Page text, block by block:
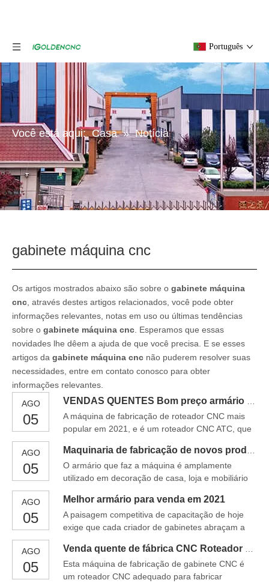
Português
Você está aqui: Casa » Notícia
gabinete máquina cnc
Os artigos mostrados abaixo são sobre o gabinete máquina
cnc , através destes artigos relacionados, você pode obter
informações relevantes, notas em uso ou últimas tendências
sobre o gabinete máquina cnc . Esperamos que essas
novidades lhe dêem a ajuda de que você precisa. E se esses
artigos da gabinete máquina cnc não puderem resolver suas
necessidades, entre em contato conosco para obter
informações relevantes.
AGO
05
A máquina de fabricação de roteador CNC mais
popular em 2021, e é um roteador CNC ATC, que
equipado com um fuso de alta frequência de 9KW
e uma revista de ferramenta rotativa. Como o
melhor roteador CNC para fabricação de
auxiliar de varredura
AGO
05
O armário que faz a máquina é amplamente
utilizado em decoração de casa, loja e mobiliário
material rápido, carregamento e
descarregamento, perfuração multifuncional com
vertical, lado, único e de perfuração em grupo,
uma máquina de alta eficiência, é cont
AGO
05
Melhor armário para venda em 2021
A paisagem competitiva de capacitação de hoje
exige que cada criador de gabinetes abraçam a
de conseguir isso é adotando um roteador Cnc.As
líder da indústria, a Igoldencnc facilita que você
adote o gabinete CNC fazendo através de sua
AGO
05
Esta máquina de fabricação de gabinete CNC é
um roteador CNC adequado para fabricar